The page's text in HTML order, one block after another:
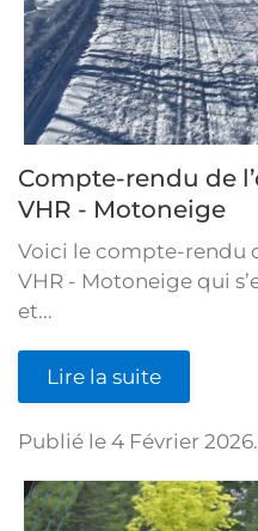
Compte-rendu de
VHR - Motoneige
Voici le compte-rendu
VHR - Motoneige qui
et...
Lire la suite
Publié le 4 Février 2026.